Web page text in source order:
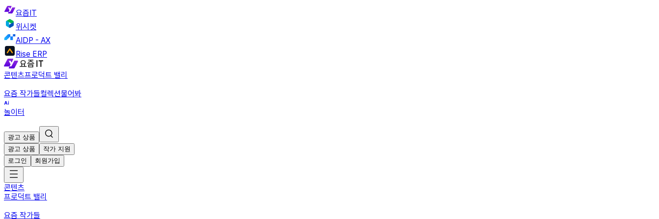
요즘IT
위시켓
AIDP - AX
Rise ERP
콘텐츠프로덕트 밸리
요즘 작가들컬렉션물어봐
놀이터
광고 상품
광고 상품
작가 지원
로그인
회원가입
콘텐츠
프로덕트 밸리
요즘 작가들